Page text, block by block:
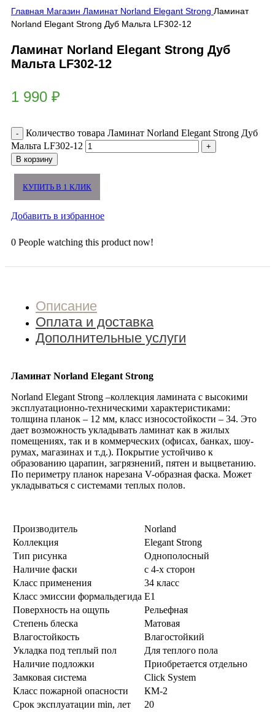
Главная Магазин Ламинат Norland Elegant Strong Ламинат
Norland Elegant Strong Дуб Мальта LF302-12
Ламинат Norland Elegant Strong Дуб
Мальта LF302-12
1 990 ₽
Количество товара Ламинат Norland Elegant Strong Дуб
Мальта LF302-12
В корзину
КУПИТЬ В 1 КЛИК
Добавить в избранное
0 People watching this product now!
Описание
Оплата и доставка
Дополнительные услуги
Ламинат Norland Elegant Strong
Norland Elegant Strong –коллекция ламината с высокими
эксплуатационно-техническими характеристиками:
толщина планок – 12 мм, класс износостойкости – 34. Это
дает возможность укладывать ламинат как в жилых
помещениях, так и в коммерческих (офисах, банках, шоу-
румах, магазинах и т.д.). Покрытие устойчиво к
образованию царапин, загрязнений, пятен и выцветанию.
По периметру планок нарезана V-образная фаска. Может
укладываться с системами теплых полов.
Производитель
Norland
Коллекция
Elegant Strong
Тип рисунка
Однополосный
Наличие фаски
с 4-х сторон
Класс применения
34 класс
Класс эмиссии формальдегида E1
Поверхность на ощупь
Рельефная
Степень блеска
Матовая
Влагостойкость
Влагостойкий
Укладка под теплый пол
Для теплого пола
Наличие подложки
Приобретается отдельно
Замковая система
Click System
Класс пожарной опасности
КМ-2
Срок эксплуатации min, лет
20